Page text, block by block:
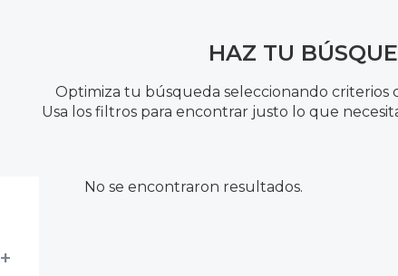
HAZ TU
Optimiza tu búsqueda seleccionando criterios
Usa los filtros para encontrar justo lo que
No se encontraron resultados.